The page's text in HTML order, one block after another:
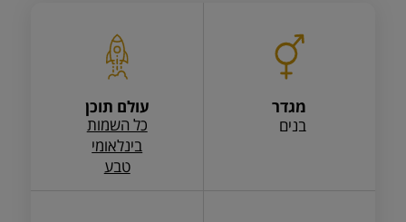
מגדר
בנים
עולם תוכן
כל השמות
בינלאומי
טבע